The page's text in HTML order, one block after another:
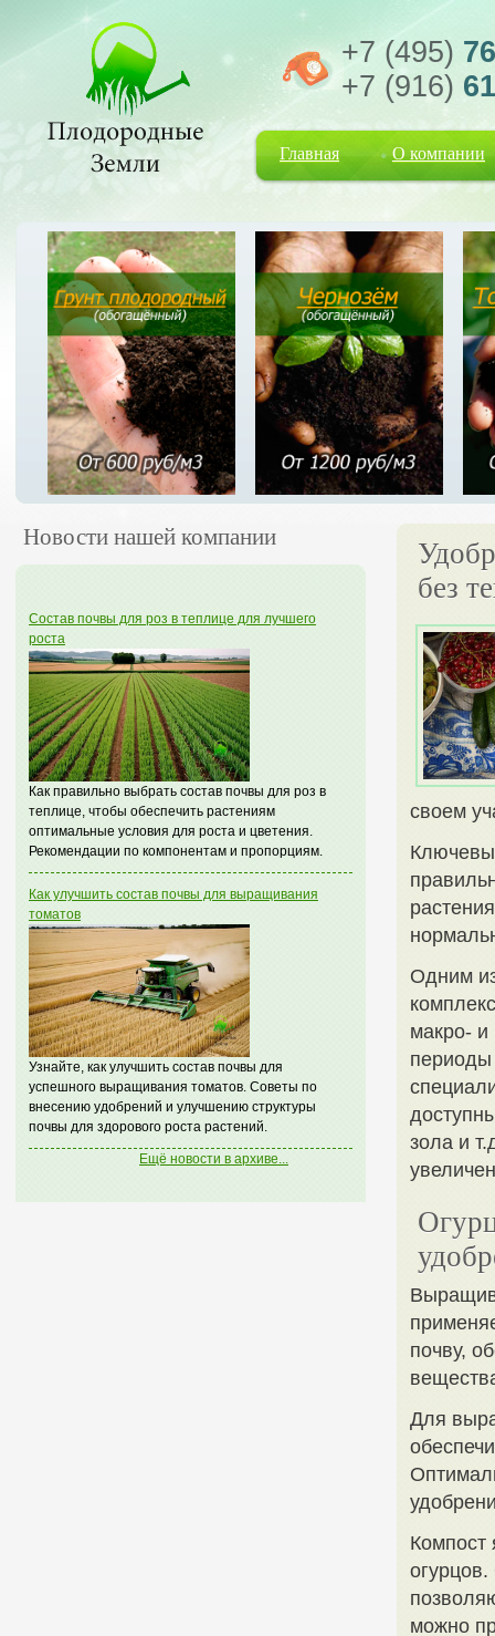
+7 (495)
+7 (916)
Главная О компании
Новости нашей компании
Состав почвы для роз в теплице для лучшего
роста
Как правильно выбрать состав почвы для роз в
теплице, чтобы обеспечить растениям
оптимальные условия для роста и цветения.
Рекомендации по компонентам и пропорциям.
Как улучшить состав почвы для выращивания
томатов
Узнайте, как улучшить состав почвы для
успешного выращивания томатов. Советы по
внесению удобрений и улучшению структуры
почвы для здорового роста растений.
Ещё новости в архиве...
без
своем
Одним
макро-
периоды
зола и
почву,
Для
Компост
можно